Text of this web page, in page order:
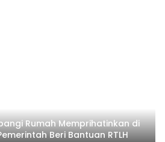
Rumah Memprihatinkan di
Beri Bantuan RTLH